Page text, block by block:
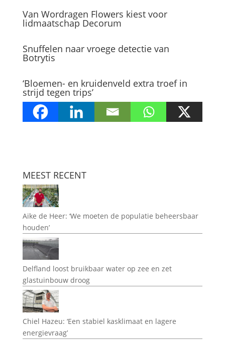
Van Wordragen Flowers kiest voor
lidmaatschap Decorum
Snuffelen naar vroege detectie van
Botrytis
‘Bloemen- en kruidenveld extra troef in
strijd tegen trips’
MEEST RECENT
Aike de Heer: ‘We moeten de populatie beheersbaar
houden’
Delfland loost bruikbaar water op zee en zet
glastuinbouw droog
Chiel Hazeu: ‘Een stabiel kasklimaat en lagere
energievraag’